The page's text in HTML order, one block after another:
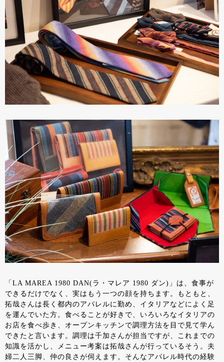
「LA MAREA 1980 DAN(ラ・マレア 1980 ダン)」は、食事が
できるだけでなく、実はもう一つの顔を持ちます。もともと、
拓哉さんは長く都内のアパレルに勤め、イタリアなどによく足
を運んでいた方。食べることが好きで、いろいろなイタリアの
お店を食べ歩き、オープンキッチンで調理方法を目で見て学ん
できたと言います。調理は千加さんが担当ですが、これまでの
知識を活かし、メニュー考案は拓哉さんが行っているそう。夫
婦二人三脚、仲の良さが伺えます。そんなアパレル時代の経験